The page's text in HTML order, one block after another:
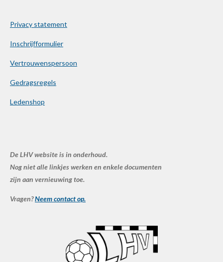
n
e
Privacy statement
Inschrijfformulier
Vertrouwenspersoon
Gedragsregels
Ledenshop
De LHV website is in onderhoud.
Nog niet alle linkjes werken en enkele documenten
zijn aan vernieuwing toe.
Vragen?Neem contact op.